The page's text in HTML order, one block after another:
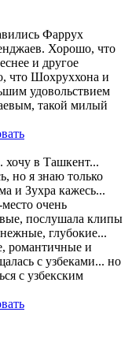
Фаррух
Хорошо, что
и другое
что Шохруххона и
удовольствием
такой милый
хочу в Ташкент...
но я знаю только
и Зухра кажесь...
очень
послушала клипы
глубокие...
романтичные и
с узбеками... но
с узбекским